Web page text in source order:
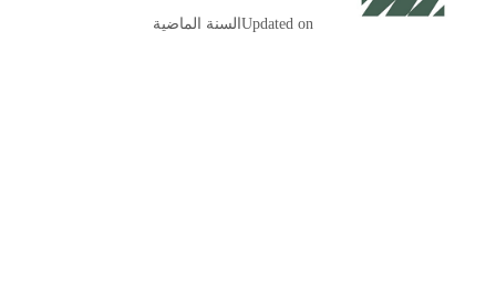
Updated on السنة الماضية